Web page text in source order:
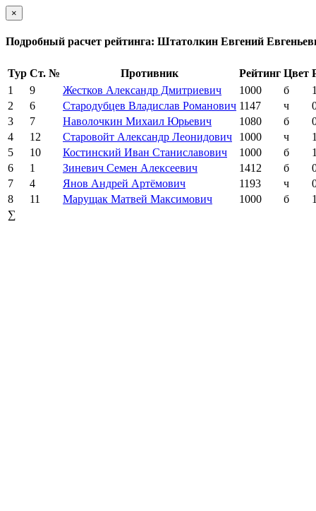
×
Подробный расчет рейтинга: Штатолкин Евгений
Тур Ст. № Противник Рейтинг Цвет
1
9 Жестков Александр Дмитриевич 1000 б
2
6 Стародубцев Владислав Романович 1147 ч
3
7 Наволочкин Михаил Юрьевич 1080 б
4
12 Старовойт Александр Леонидович 1000 ч
5
10 Костинский Иван Станиславович 1000 б
6
1 Зиневич Семен Алексеевич 1412 б
7
4 Янов Андрей Артёмович 1193 ч
8
11 Марущак Матвей Максимович 1000 б
∑